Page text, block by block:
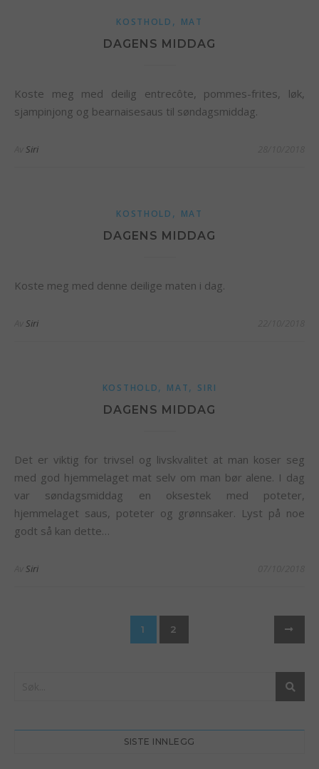
KOSTHOLD , MAT
DAGENS MIDDAG
Koste meg med deilig entrecôte, pommes-frites, løk,
sjampinjong og bearnaisesaus til søndagsmiddag.
Siri
KOSTHOLD , MAT
DAGENS MIDDAG
Koste meg med denne deilige maten i dag.
Siri
KOSTHOLD, MAT, SIRI
DAGENS MIDDAG
Det er viktig for trivsel og livskvalitet at man koser seg
med god hjemmelaget mat selv om man bør alene. I dag
var søndagsmiddag en oksestek med poteter,
hjemmelaget saus, poteter og grønnsaker. Lyst på noe
godt så kan dette…
Siri
1 2
SISTE INNLEGG